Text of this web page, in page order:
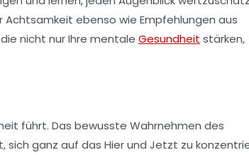
ebenso wie Empfehlungen aus
nicht nur Ihre mentale Gesundheit stärken,
führt. Das bewusste Wahrnehmen des
ganz auf das Hier und Jetzt zu